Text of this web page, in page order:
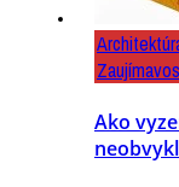
Ako